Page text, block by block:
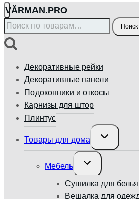
VӐRMAN.PRO
Искать: Поиск
Декоративные рейки
Декоративные панели
Подоконники и откосы
Карнизы для штор
Плинтус
Товары для дома
Переключить
дочернее
Мебель
Переключить
дочернее
Сушилка для белья
Вешалка для